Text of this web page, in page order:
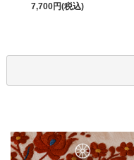
7,700円(税込)